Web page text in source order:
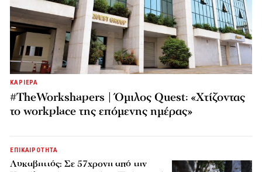
ΚΑΡΙΕΡΑ
#TheWorkshapers | Όμιλος Quest: «Χτίζοντας
το workplace της επόμενης ημέρας»
ΕΠΙΚΑΙΡΟΤΗΤΑ
Λυκαβηττός: Σε 57χρονη από την